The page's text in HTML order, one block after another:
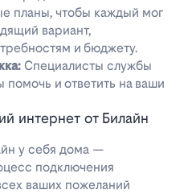
планы, чтобы каждый мог
вариант,
и бюджету.
Специалисты службы
помочь и ответить на ваши
интернет от Билайн
у себя дома —
подключения
ваших пожеланий